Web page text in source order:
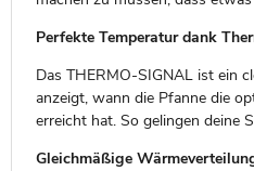
Perfekte Temperatur dank
Das THERMO-SIGNAL ist ein
anzeigt, wann die Pfanne die
erreicht hat. So gelingen deine
Gleichmäßige